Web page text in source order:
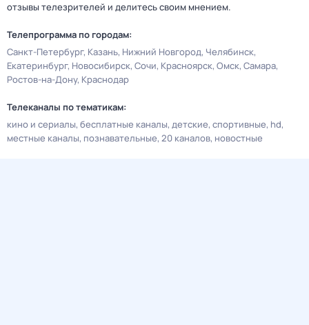
отзывы телезрителей и делитесь своим мнением.
Телепрограмма по городам:
Санкт-Петербург Казань Нижний Новгород Челябинск
Екатеринбург Новосибирск Сочи Красноярск Омск Самара
Ростов-на-Дону Краснодар
Телеканалы по тематикам:
кино и сериалы бесплатные каналы детские спортивные hd
местные каналы познавательные 20 каналов новостные